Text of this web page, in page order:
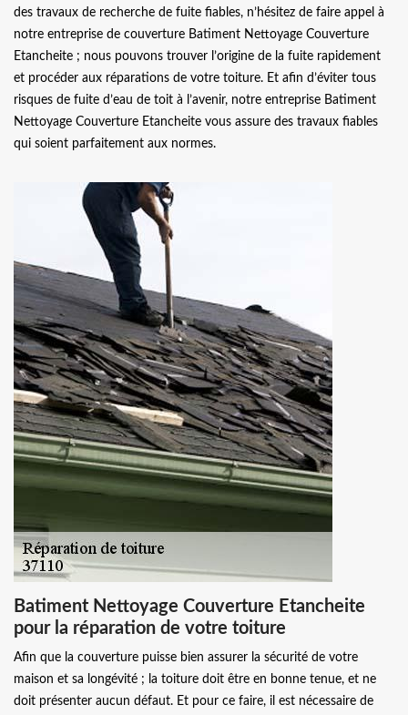
des travaux de recherche de fuite fiables, n’hésitez de faire appel à
notre entreprise de couverture Batiment Nettoyage Couverture
Etancheite ; nous pouvons trouver l’origine de la fuite rapidement
et procéder aux réparations de votre toiture. Et afin d’éviter tous
risques de fuite d’eau de toit à l’avenir, notre entreprise Batiment
Nettoyage Couverture Etancheite vous assure des travaux fiables
qui soient parfaitement aux normes.
Batiment Nettoyage Couverture Etancheite
pour la réparation de votre toiture
Afin que la couverture puisse bien assurer la sécurité de votre
maison et sa longévité ; la toiture doit être en bonne tenue, et ne
doit présenter aucun défaut. Et pour ce faire, il est nécessaire de